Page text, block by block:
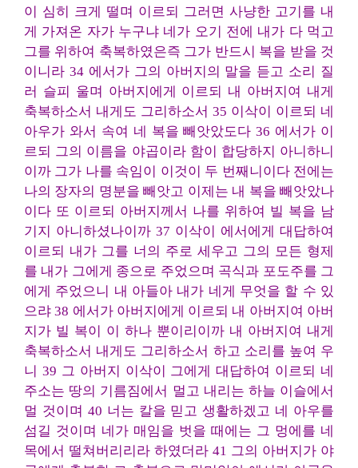
이 심히 크게 떨며 이르되 그러면 사냥한 고기를 내
게 가져온 자가 누구냐 네가 오기 전에 내가 다 먹고
그를 위하여 축복하였은즉 그가 반드시 복을 받을 것
이니라 34 에서가 그의 아버지의 말을 듣고 소리 질
러 슬피 울며 아버지에게 이르되 내 아버지여 내게
축복하소서 내게도 그리하소서 35 이삭이 이르되 네
아우가 와서 속여 네 복을 빼앗았도다 36 에서가 이
르되 그의 이름을 야곱이라 함이 합당하지 아니하니
이까 그가 나를 속임이 이것이 두 번째니이다 전에는
나의 장자의 명분을 빼앗고 이제는 내 복을 빼앗았나
이다 또 이르되 아버지께서 나를 위하여 빌 복을 남
기지 아니하셨나이까 37 이삭이 에서에게 대답하여
이르되 내가 그를 너의 주로 세우고 그의 모든 형제
를 내가 그에게 종으로 주었으며 곡식과 포도주를 그
에게 주었으니 내 아들아 내가 네게 무엇을 할 수 있
으랴 38 에서가 아버지에게 이르되 내 아버지여 아버
지가 빌 복이 이 하나 뿐이리이까 내 아버지여 내게
축복하소서 내게도 그리하소서 하고 소리를 높여 우
니 39 그 아버지 이삭이 그에게 대답하여 이르되 네
주소는 땅의 기름짐에서 멀고 내리는 하늘 이슬에서
멀 것이며 40 너는 칼을 믿고 생활하겠고 네 아우를
섬길 것이며 네가 매임을 벗을 때에는 그 멍에를 네
목에서 떨쳐버리리라 하였더라 41 그의 아버지가 야